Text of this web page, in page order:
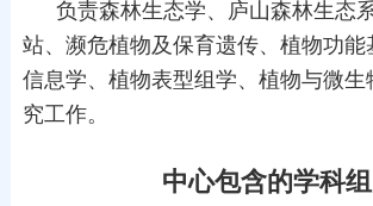
负责森林生态学、庐山森林生态
站、濒危植物及保育遗传、植物功能
信息学、植物表型组学、植物与微生
究工作。
中心包含的学科组